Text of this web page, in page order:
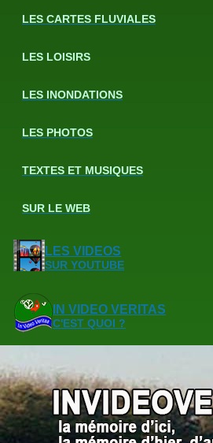
LES CARTES FLUVIALES
LES LOISIRS
LES INONDATIONS
LES PHOTOS
TEXTES ET MUSIQUES
SUR LE WEB
LES VIDEOS
SUR YOUTUBE
IN VIDEO VERITAS
C'EST QUOI ?